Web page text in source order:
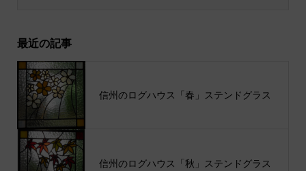
最近の記事
信州のログハウス「春」ステンドグラス
信州のログハウス「秋」ステンドグラス